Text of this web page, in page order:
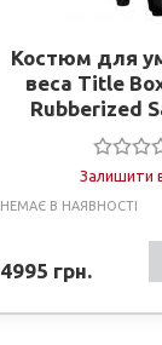
Костюм для
веса Title
Rubberized
RRNSS
Залишити
НЕМАЄ В НАЯВНОСТІ
4995 грн.